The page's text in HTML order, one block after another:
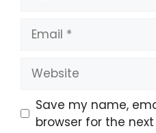
Email
Website
Save my name,
browser for the